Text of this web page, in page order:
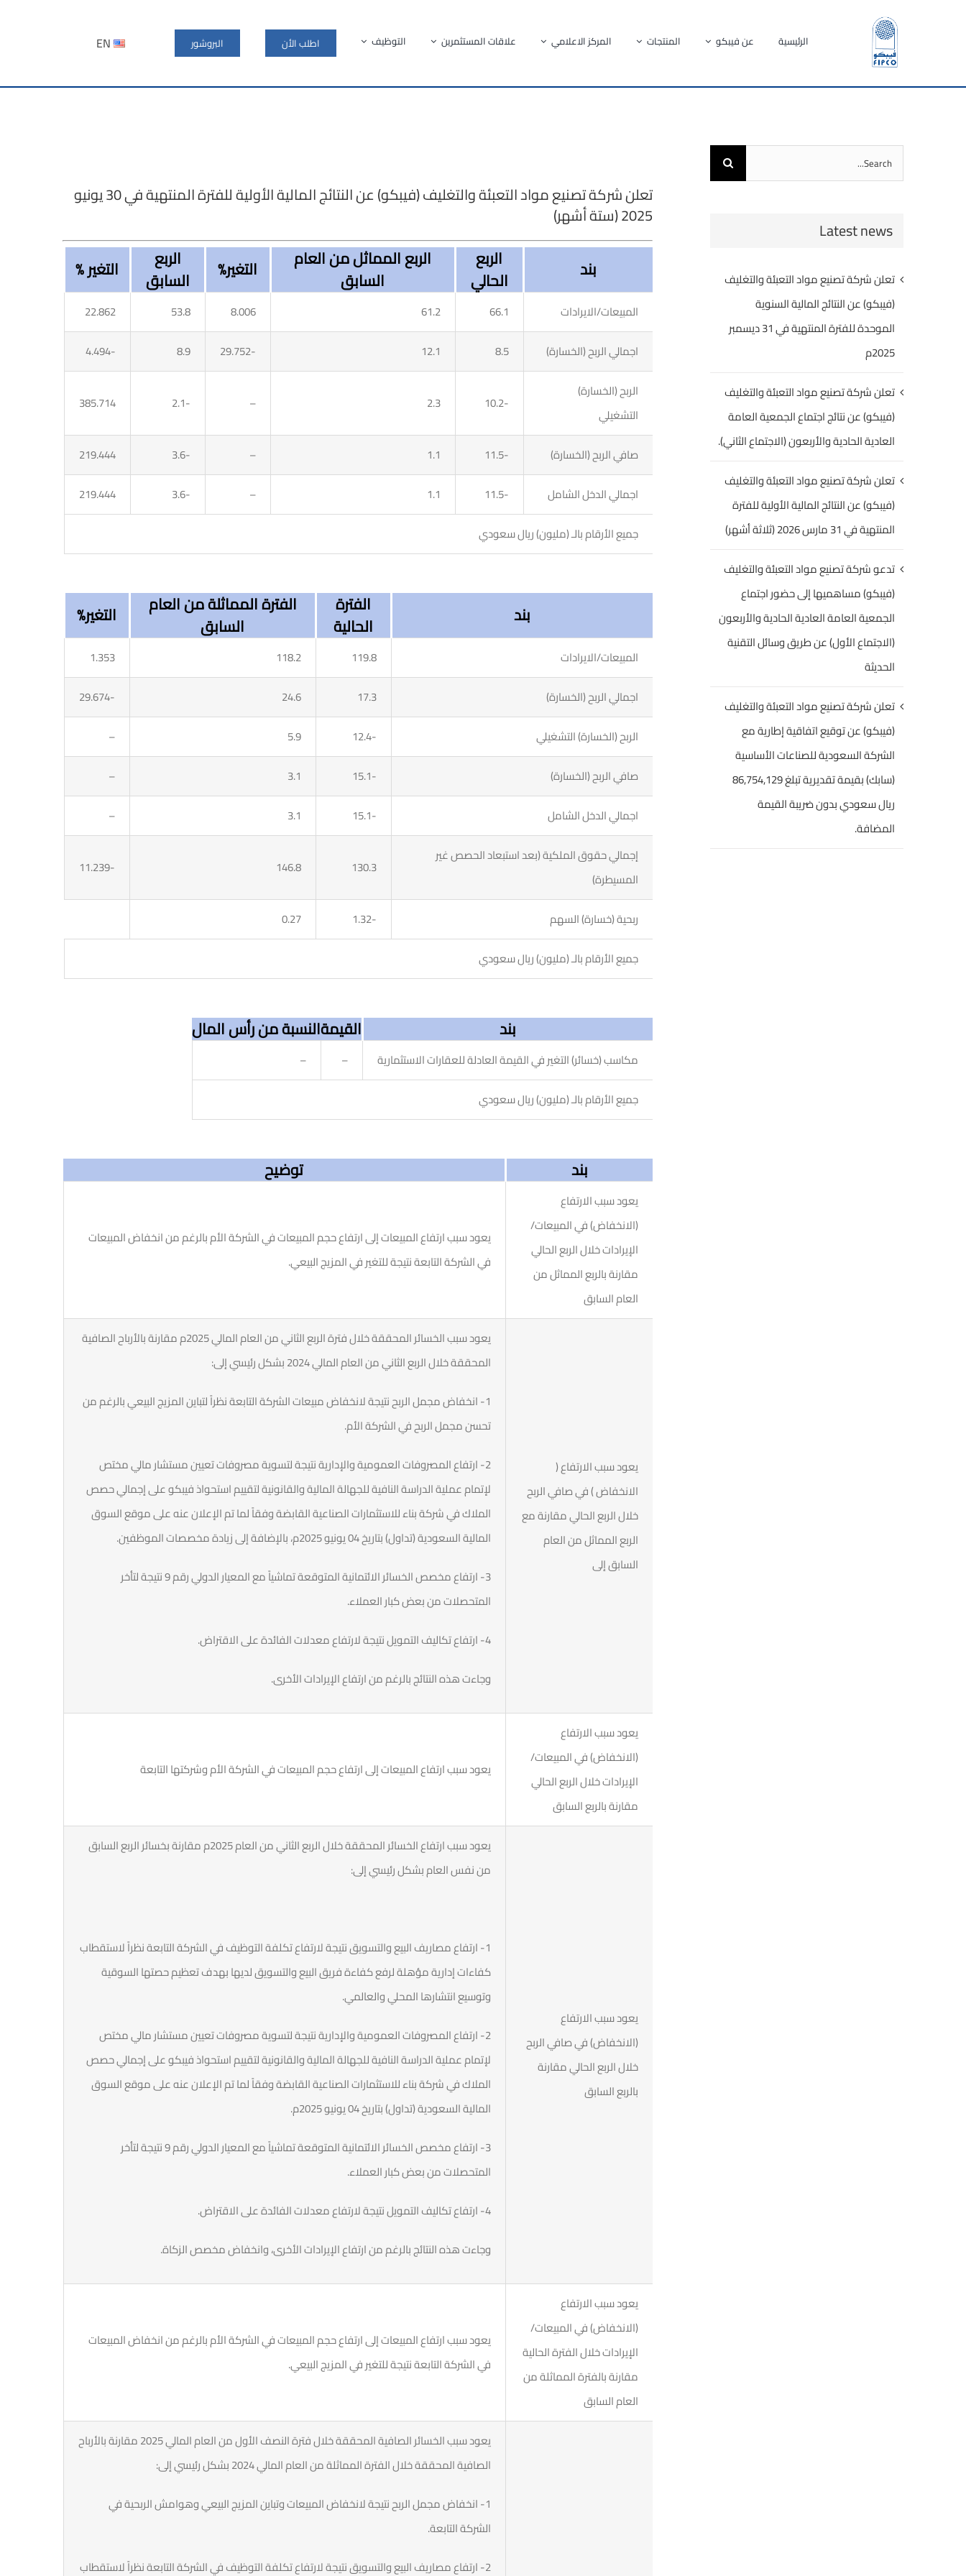
الرئيسية عن فيبكو المنتجات المركز الاعلامي علاقات المستثمرين التوظيف اطلب الأن البروشور EN
تعلن شركة تصنيع مواد التعبئة والتغليف (فيبكو) عن النتائج المالية الأولية للفترة المنتهية في 30 يونيو
2025 (ستة أشهر)
بند الربع
الحالي
الربع المماثل من العام
السابق التغير% الربع
السابق التغير %
المبيعات/الايرادات 66.1
61.2
8.006
53.8
22.862
اجمالي الربح (الخسارة)
8.5
12.1
-29.752
8.9
-4.494
الربح (الخسارة)
التشغيلي
-10.2
2.3
–
-2.1
385.714
صافي الربح (الخسارة) -11.5
1.1
–
-3.6
219.444
اجمالي الدخل الشامل
-11.5
1.1
–
-3.6
219.444
جميع الأرقام بالـ (مليون) ريال سعودي
بند الفترة
الحالية
الفترة المماثلة من العام
السابق التغير%
المبيعات/الايرادات 119.8
118.2
1.353
اجمالي الربح (الخسارة)
17.3
24.6
-29.674
الربح (الخسارة) التشغيلي
-12.4
5.9
–
صافي الربح (الخسارة)
-15.1
3.1
–
اجمالي الدخل الشامل
-15.1
3.1
–
إجمالي حقوق الملكية (بعد استبعاد الحصص غير
المسيطرة)
130.3
146.8
-11.239
ربحية (خسارة) السهم -1.32
0.27
جميع الأرقام بالـ (مليون) ريال سعودي
بند القيمةالنسبة من رأس المال
مكاسب (خسائر) التغير في القيمة العادلة للعقارات الاستثمارية –
–
جميع الأرقام بالـ (مليون) ريال سعودي
بند توضيح
يعود سبب الارتفاع
(الانخفاض) في المبيعات/
الإيرادات خلال الربع الحالي
مقارنة بالربع المماثل من
العام السابق
يعود سبب ارتفاع المبيعات إلى ارتفاع حجم المبيعات في الشركة الأم بالرغم من انخفاض المبيعات
في الشركة التابعة نتيجة للتغير في المزيج البيعي.
يعود سبب الارتفاع (
الانخفاض ) في صافي الربح
خلال الربع الحالي مقارنة مع
الربع المماثل من العام
السابق إلى
يعود سبب الخسائر المحققة خلال فترة الربع الثاني من العام المالي 2025م مقارنة بالأرباح الصافية
المحققة خلال الربع الثاني من العام المالي 2024 بشكل رئيسي إلى:
1- انخفاض مجمل الربح نتيجة لانخفاض مبيعات الشركة التابعة نظراً لتباين المزيج البيعي بالرغم من
تحسن مجمل الربح في الشركة الأم.
2- ارتفاع المصروفات العمومية والإدارية نتيجة لتسوية مصروفات تعيين مستشار مالي مختص
لإتمام عملية الدراسة النافية للجهالة المالية والقانونية لتقييم استحواذ فيبكو على إجمالي حصص
الملاك في شركة بناء للاستثمارات الصناعية القابضة وفقاً لما تم الإعلان عنه على موقع السوق
المالية السعودية (تداول) بتاريخ 04 يونيو 2025م، بالإضافة إلى زيادة مخصصات الموظفين.
3- ارتفاع مخصص الخسائر الائتمانية المتوقعة تماشياً مع المعيار الدولي رقم 9 نتيجة لتأخر
المتحصلات من بعض كبار العملاء.
4- ارتفاع تكاليف التمويل نتيجة لارتفاع معدلات الفائدة على الاقتراض.
وجاءت هذه النتائج بالرغم من ارتفاع الإيرادات الأخرى.
يعود سبب الارتفاع
(الانخفاض) في المبيعات/
الإيرادات خلال الربع الحالي
مقارنة بالربع السابق
يعود سبب ارتفاع المبيعات إلى ارتفاع حجم المبيعات في الشركة الأم وشركتها التابعة
يعود سبب الارتفاع
(الانخفاض) في صافي الربح
خلال الربع الحالي مقارنة
بالربع السابق
يعود سبب ارتفاع الخسائر المحققة خلال الربع الثاني من العام 2025م مقارنة بخسائر الربع السابق
من نفس العام بشكل رئيسي إلى:
1- ارتفاع مصاريف البيع والتسويق نتيجة لارتفاع تكلفة التوظيف في الشركة التابعة نظراً لاستقطاب
كفاءات إدارية مؤهلة لرفع كفاءة فريق البيع والتسويق لديها بهدف تعظيم حصتها السوقية
وتوسيع انتشارها المحلي والعالمي.
2- ارتفاع المصروفات العمومية والإدارية نتيجة لتسوية مصروفات تعيين مستشار مالي مختص
لإتمام عملية الدراسة النافية للجهالة المالية والقانونية لتقييم استحواذ فيبكو على إجمالي حصص
الملاك في شركة بناء للاستثمارات الصناعية القابضة وفقاً لما تم الإعلان عنه على موقع السوق
المالية السعودية (تداول) بتاريخ 04 يونيو 2025م.
3- ارتفاع مخصص الخسائر الائتمانية المتوقعة تماشياً مع المعيار الدولي رقم 9 نتيجة لتأخر
المتحصلات من بعض كبار العملاء.
4- ارتفاع تكاليف التمويل نتيجة لارتفاع معدلات الفائدة على الاقتراض.
وجاءت هذه النتائج بالرغم من ارتفاع الإيرادات الأخرى، وانخفاض مخصص الزكاة.
يعود سبب الارتفاع
(الانخفاض) في المبيعات/
الإيرادات خلال الفترة الحالية
مقارنة بالفترة المماثلة من
العام السابق
يعود سبب ارتفاع المبيعات إلى ارتفاع حجم المبيعات في الشركة الأم بالرغم من انخفاض المبيعات
في الشركة التابعة نتيجة للتغير في المزيج البيعي.
يعود سبب الخسائر الصافية المحققة خلال فترة النصف الأول من العام المالي 2025 مقارنة بالأرباح
الصافية المحققة خلال الفترة المماثلة من العام المالي 2024 بشكل رئيسي إلى:
1- انخفاض مجمل الربح نتيجة لانخفاض المبيعات وتباين المزيج البيعي وهوامش الربحية في
الشركة التابعة.
2- ارتفاع مصاريف البيع والتسويق نتيجة لارتفاع تكلفة التوظيف في الشركة التابعة نظراً لاستقطاب
Search
for:
Latest news
تعلن شركة تصنيع مواد التعبئة والتغليف
(فيبكو) عن النتائج المالية السنوية
الموحدة للفترة المنتهية في 31 ديسمبر
2025م
تعلن شركة تصنيع مواد التعبئة والتغليف
(فيبكو) عن نتائج اجتماع الجمعية العامة
العادية الحادية والأربعون (الاجتماع الثاني).
تعلن شركة تصنيع مواد التعبئة والتغليف
(فيبكو) عن النتائج المالية الأولية للفترة
المنتهية في 31 مارس 2026 (ثلاثة أشهر)
تدعو شركة تصنيع مواد التعبئة والتغليف
(فيبكو) مساهميها إلى حضور اجتماع
الجمعية العامة العادية الحادية والأربعون
(الاجتماع الأول) عن طريق وسائل التقنية
الحديثة
تعلن شركة تصنيع مواد التعبئة والتغليف
(فيبكو) عن توقيع اتفاقية إطارية مع
الشركة السعودية للصناعات الأساسية
(سابك) بقيمة تقديرية تبلغ 86,754,129
ريال سعودي بدون ضريبة القيمة
المضافة.